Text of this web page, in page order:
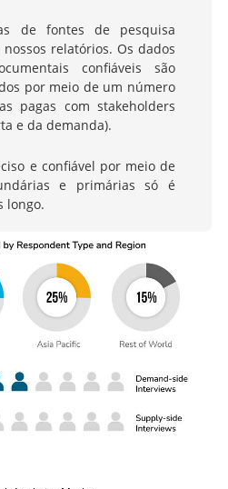
de fontes de pesquisa
relatórios. Os dados
confiáveis são
por meio de um número
pagas com stakeholders
e da demanda).
e confiável por meio de
e primárias só é
longo.